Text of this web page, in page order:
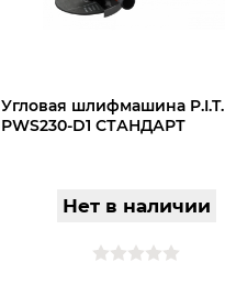
Угловая шлифмашина P.I.T.
РWS230-D1 СТАНДАРТ
Нет в наличии